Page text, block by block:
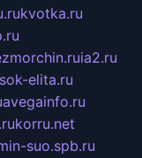
kvotka.ru
ia2.ru
elita.ru
avegainfo.ru
korru.net
suo.spb.ru